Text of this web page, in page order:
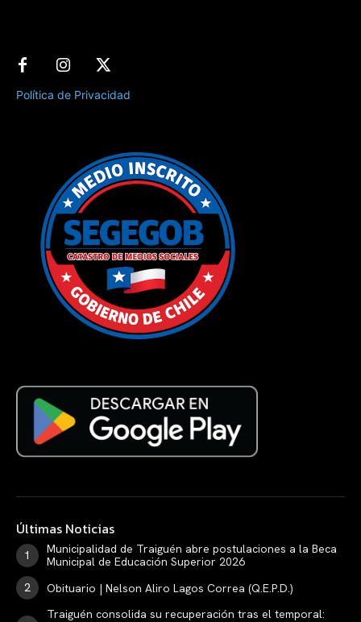
Política de Privacidad
Últimas Noticias
Municipalidad de Traiguén abre postulaciones a la Beca
Municipal de Educación Superior 2026
Obituario | Nelson Aliro Lagos Correa (Q.E.P.D.)
Traiguén consolida su recuperación tras el temporal: